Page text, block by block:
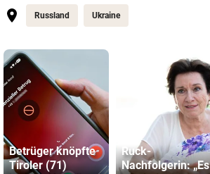
Russland Ukraine
Betrüger knöpfte
Tiroler (71)
Ruck-
Nachfolgerin: „Es